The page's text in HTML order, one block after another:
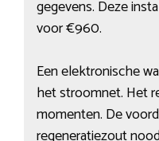
gegevens. Deze
voor €960.
Een elektronische
het stroomnet. Het
momenten. De